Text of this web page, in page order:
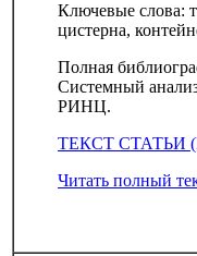
Ключевые слова:
цистерна,
Полная
Системный
РИНЦ.
ТЕКСТ СТАТЬИ
Читать полный